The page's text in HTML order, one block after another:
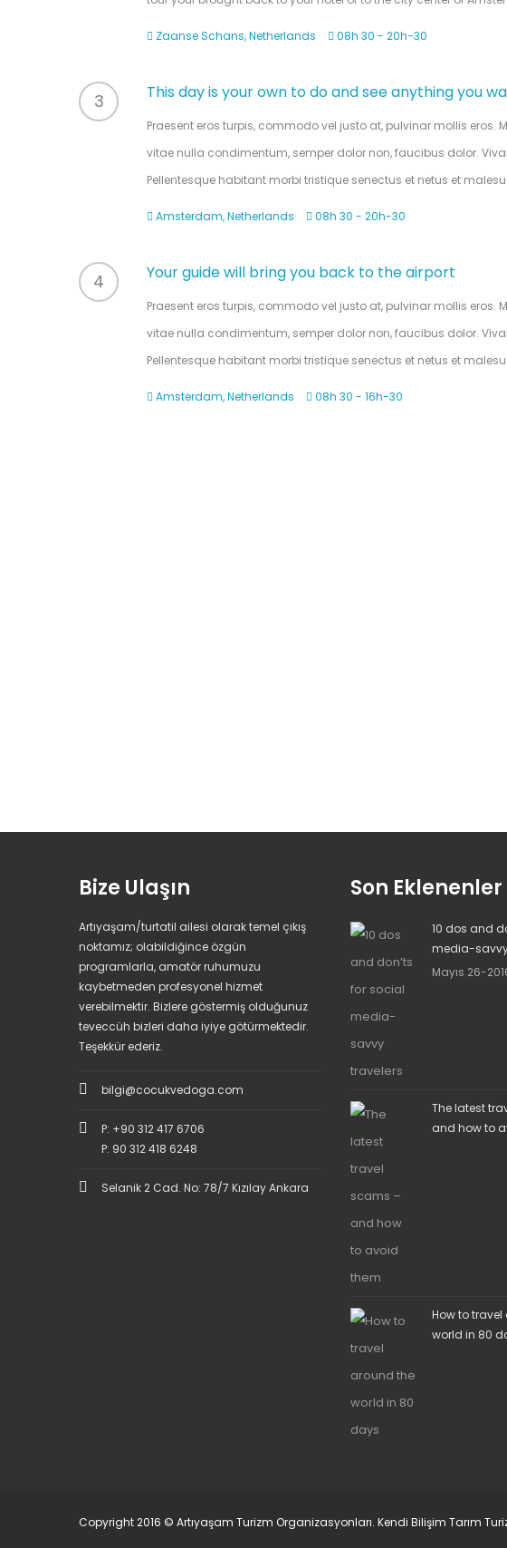
Zaanse Schans, Netherlands 08h 30 - 20h-30
3 This day is your own to do and see anything you
Praesent eros turpis, commodo vel justo at, pulvinar mollis
vitae nulla condimentum, semper dolor non, faucibus dolor.
Pellentesque habitant morbi tristique senectus et netus et
Amsterdam, Netherlands 08h 30 - 20h-30
4 Your guide will bring you back to the airport
Praesent eros turpis, commodo vel justo at, pulvinar mollis
vitae nulla condimentum, semper dolor non, faucibus dolor.
Pellentesque habitant morbi tristique senectus et netus et
Amsterdam, Netherlands 08h 30 - 16h-30
Bize Ulaşın
Artıyaşam/turtatil ailesi olarak temel çıkış
noktamız; olabildiğince özgün
programlarla, amatör ruhumuzu
kaybetmeden profesyonel hizmet
verebilmektir. Bizlere göstermiş olduğunuz
teveccüh bizleri daha iyiye götürmektedir.
Teşekkür ederiz.
bilgi@cocukvedoga.com
P: +90 312 417 6706
P: 90 312 418 6248
Selanik 2 Cad. No: 78/7 Kızılay Ankara
Son Eklenenler
10 dos and
media-
Mayıs 26-
The latest
and how to
How to
world in 80
Copyright 2016 © Artıyaşam Turizm Organizasyonları. Kendi Bilişim Tarım